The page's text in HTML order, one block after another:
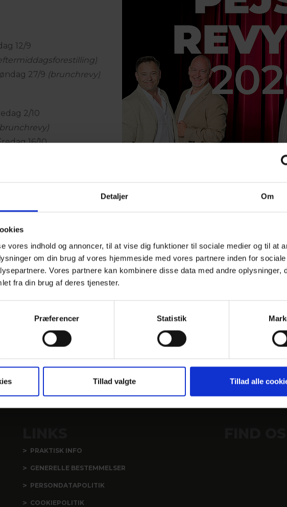
Detaljer Om
vores indhold og annoncer, til at vise dig funktioner til sociale medier og til at
om din brug af vores hjemmeside med vores partnere inden for sociale
Vores partnere kan kombinere disse data med andre oplysninger,
fra din brug af deres tjenester.
Præferencer Statistik
Tillad valgte Tillad alle
12/9
)
27/9 (brunchrevy)
2/10
16/10
PRAKTISK INFO
GENERELLE BESTEMMELSER
PERSONDATAPOLITIK
COOKIEPOLITIK